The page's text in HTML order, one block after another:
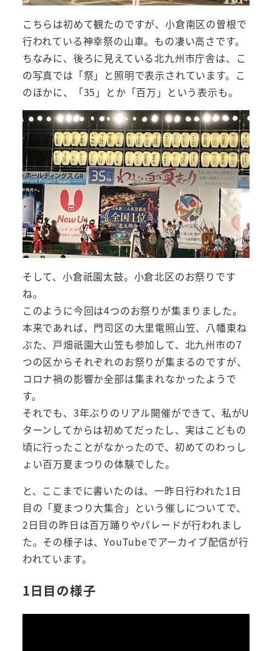
こちらは初めて観たのですが、小倉南区の曽根で
行われている神幸祭の山車。もの凄い高さです。
ちなみに、後ろに見えている北九州市庁舎は、こ
の写真では「祭」と照明で表示されています。こ
のほかに、「35」とか「百万」という表示も。
そして、小倉祇園太鼓。小倉北区のお祭りです
ね。
このように今回は4つのお祭りが集まりました。
本来であれば、門司区の大里電照山笠、八幡東ね
ぶた、戸畑祇園大山笠も参加して、北九州市の7
つの区からそれぞれのお祭りが集まるのですが、
コロナ禍の影響か全部は集まれなかったようで
す。
それでも、3年ぶりのリアル開催ができて、私がU
ターンしてからは初めてだったし、実はこどもの
頃に行ったことがなかったので、初めてのわっし
ょい百万夏まつりの体験でした。
と、ここまでに書いたのは、一昨日行われた1日
目の「夏まつり大集合」という催しについてで、
2日目の昨日は百万踊りやパレードが行われまし
た。その様子は、YouTubeでアーカイブ配信が行
われています。
1日目の様子